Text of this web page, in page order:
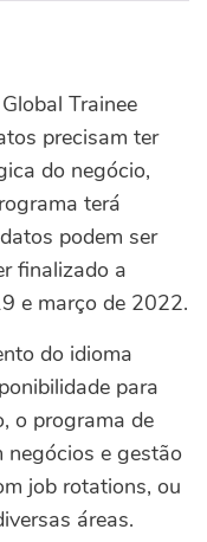
Trainee
precisam ter
do negócio,
terá
podem ser
finalizado a
e março de 2022.
do idioma
para
o programa de
negócios e gestão
job rotations, ou
áreas.